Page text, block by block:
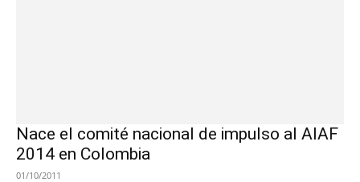
Nace el comité nacional de impulso al AIAF
2014 en Colombia
01/10/2011